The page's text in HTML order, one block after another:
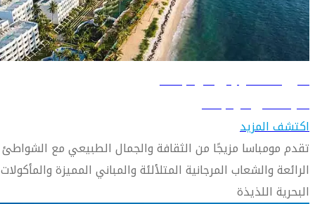
دليل السفر إلى مومباسا
تعرّف على مومباسا
اكتشف المزيد
تقدم مومباسا مزيجًا من الثقافة والجمال الطبيعي مع الشواطئ
الرائعة والشعاب المرجانية المتلألئة والمباني المميزة والمأكولات
البحرية اللذيذة